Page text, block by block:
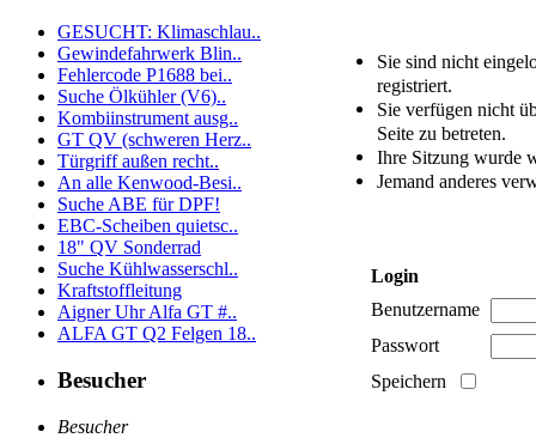
GESUCHT: Klimaschlau..
Gewindefahrwerk Blin..
Fehlercode P1688 bei..
Suche Ölkühler (V6)..
Kombiinstrument ausg..
GT QV (schweren Herz..
Türgriff außen recht..
An alle Kenwood-Besi..
Suche ABE für DPF!
EBC-Scheiben quietsc..
18" QV Sonderrad
Suche Kühlwasserschl..
Kraftstoffleitung
Aigner Uhr Alfa GT #..
ALFA GT Q2 Felgen 18..
Besucher
Besucher
Sie sind nicht
registriert.
Sie verfügen nicht
Seite zu betreten.
Ihre Sitzung wurde
Jemand anderes
Login
Benutzername
Passwort
Speichern